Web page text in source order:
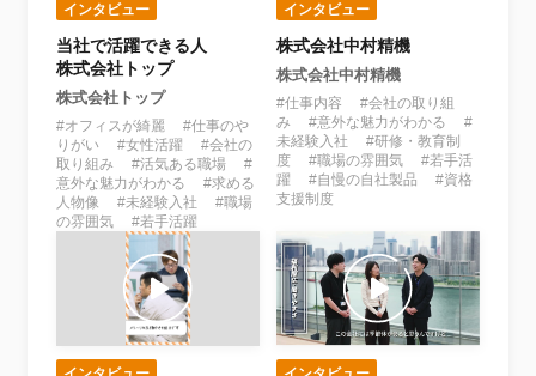
インタビュー
当社で活躍できる人
株式会社トップ
株式会社トップ
#オフィスが綺麗 #仕事のや
りがい #女性活躍 #会社の
取り組み #活気ある職場 #
意外な魅力がわかる #求める
人物像 #未経験入社 #職場
の雰囲気 #若手活躍
インタビュー
株式会社中村精機
株式会社中村精機
#仕事内容 #会社の取り組
み #意外な魅力がわかる #
未経験入社 #研修・教育制
度 #職場の雰囲気 #若手活
躍 #自慢の自社製品 #資格
支援制度